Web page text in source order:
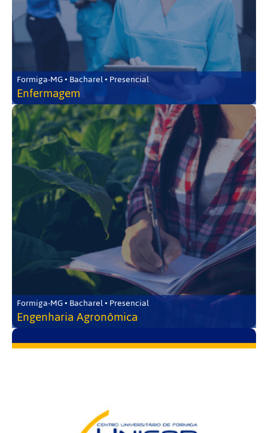
Formiga-MG • Bacharel • Presencial
Enfermagem
Formiga-MG • Bacharel • Presencial
Engenharia Agronômica